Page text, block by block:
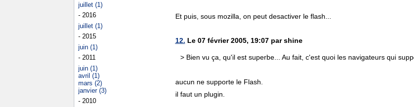
Et puis, sous mozilla, on peut desactiver le flash...
12. Le 07 février 2005, 19:07 par shine
> Bien vu ça, qu'il est superbe... Au fait, c'est quoi les navigateurs qui
aucun ne supporte le Flash.
il faut un plugin.
juillet (1)
- 2016
juillet (1)
- 2015
juin (1)
- 2011
juin (1)
avril (1)
mars (2)
janvier (3)
- 2010